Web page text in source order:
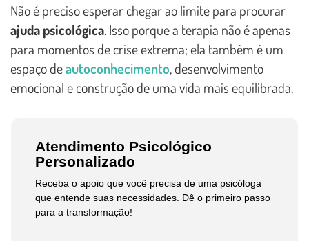
Não é preciso esperar chegar ao limite para procurar
ajuda psicológica. Isso porque a terapia não é apenas
para momentos de crise extrema; ela também é um
espaço deautoconhecimento, desenvolvimento
emocional e construção de uma vida mais equilibrada.
Atendimento Psicológico
Personalizado
Receba o apoio que você precisa de uma psicóloga
que entende suas necessidades. Dê o primeiro passo
para a transformação!